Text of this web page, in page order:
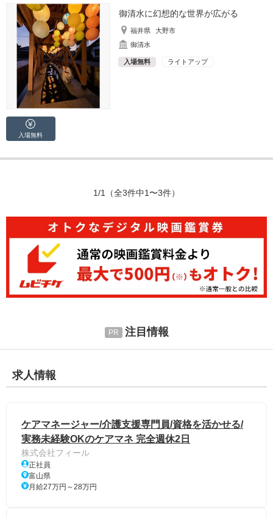
御清水に幻想的な世界が広がる
福井県
大野市
御清水
入場無料 ライトアップ
入場無料
1/1 （全3件中1〜3件）
注目情報
求人情報
ケアマネージャー/介護支援専門員/資格を活かせる/
実務未経験OKのケアマネ 完全週休2日
株式会社フィール
正社員
富山県
月給27万円～28万円